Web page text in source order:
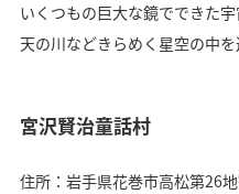
いくつもの巨大な鏡でできた宇
天の川などきらめく星空の中を
宮沢賢治童話村
住所：岩手県花巻市高松第26